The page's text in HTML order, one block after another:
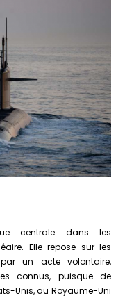
centrale dans les
Elle repose sur les
un acte volontaire,
connus, puisque de
Unis, au Royaume-Uni